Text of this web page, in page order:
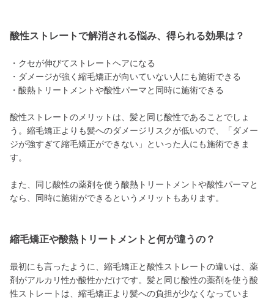
酸性ストレートで解消される悩み、得られる効果は？
・クセが伸びてストレートヘアになる
・ダメージが強く縮毛矯正が向いていない人にも施術できる
・酸熱トリートメントや酸性パーマと同時に施術できる
酸性ストレートのメリットは、髪と同じ酸性であることでしょ
う。縮毛矯正よりも髪へのダメージリスクが低いので、「ダメー
ジが強すぎて縮毛矯正ができない」といった人にも施術できま
す。
また、同じ酸性の薬剤を使う酸熱トリートメントや酸性パーマと
なら、同時に施術ができるというメリットもあります。
縮毛矯正や酸熱トリートメントと何が違うの？
最初にも言ったように、縮毛矯正と酸性ストレートの違いは、薬
剤がアルカリ性か酸性かだけです。髪と同じ酸性の薬剤を使う酸
性ストレートは、縮毛矯正より髪への負担が少なくなっていま